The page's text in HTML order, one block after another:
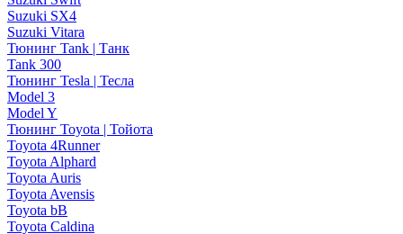
Suzuki SX4
Suzuki Vitara
Тюнинг Tank | Танк
Tank 300
Тюнинг Tesla | Тесла
Model 3
Model Y
Тюнинг Toyota | Тойота
Toyota 4Runner
Toyota Alphard
Toyota Auris
Toyota Avensis
Toyota bB
Toyota Caldina